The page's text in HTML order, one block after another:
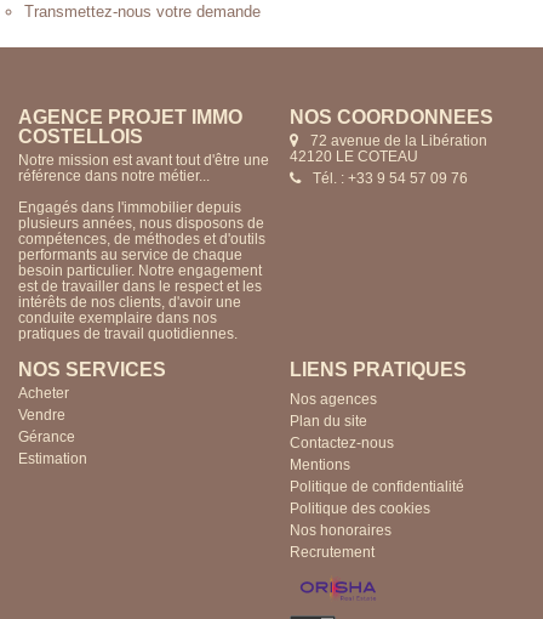
Transmettez-nous votre demande
AGENCE PROJET IMMO
COSTELLOIS
Notre mission est avant tout d'être une
référence dans notre métier...
Engagés dans l'immobilier depuis
plusieurs années, nous disposons de
compétences, de méthodes et d'outils
performants au service de chaque
besoin particulier. Notre engagement
est de travailler dans le respect et les
intérêts de nos clients, d'avoir une
conduite exemplaire dans nos
pratiques de travail quotidiennes.
NOS COORDONNÉES
72 avenue de la Libération
42120 LE COTEAU
Tél. : +33 9 54 57 09 76
NOS SERVICES
Acheter
Vendre
Gérance
Estimation
LIENS PRATIQUES
Nos agences
Plan du site
Contactez-nous
Mentions
Politique de confidentialité
Politique des cookies
Nos honoraires
Recrutement